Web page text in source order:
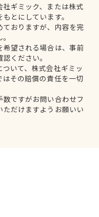
ギミック、または株式
とにしています。
おりますが、内容を完
望される場合は、事前
ください。
いて、株式会社ギミッ
その賠償の責任を一切
ですがお問い合わせフ
だけますようお願いい